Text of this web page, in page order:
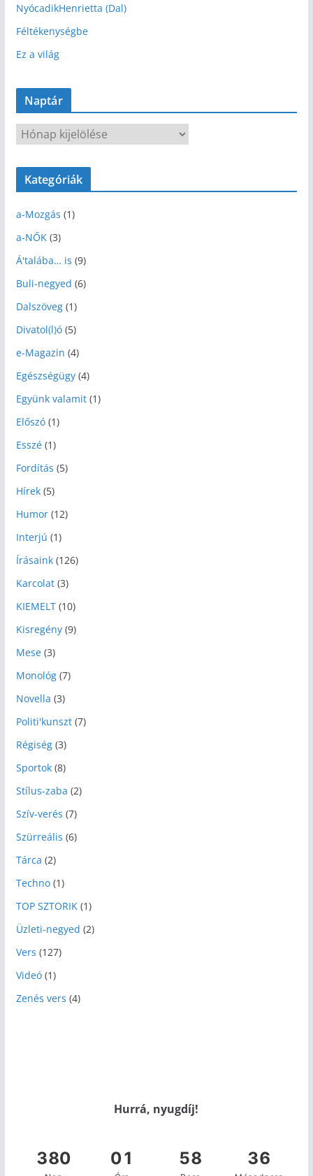
NyócadikHenrietta (Dal)
Féltékenységbe
Ez a világ
Naptár
N
a
p
r
Kategóriák
a-Mozgás (1)
a-NŐK (3)
Á'talába… is (9)
Buli-negyed (6)
Dalszöveg(1)
Divatol(l)ó(5)
e-Magazin (4)
Egészségügy(4)
Együnk valamit(1)
Előszó(1)
Esszé(1)
Fordítás (5)
Hírek(5)
Humor(12)
Interjú (1)
Írásaink(126)
Karcolat(3)
KIEMELT(10)
Kisregény(9)
Mese(3)
Monológ(7)
Novella (3)
Politi'kunszt(7)
Régiség(3)
Sportok(8)
Stílus-zaba (2)
Szív-verés (7)
Szürreális (6)
Tárca (2)
Techno(1)
TOP SZTORIK (1)
Üzleti-negyed (2)
Vers (127)
Videó(1)
Zenés vers (4)
Hurrá, nyugdíj!